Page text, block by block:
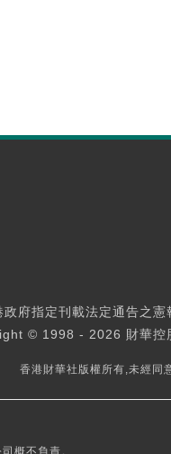
政府指定刊載法定通告之憲
© 1998 - 2026 財華控
香港財華社版權所有,未經同